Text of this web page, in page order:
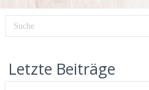
Letzte Beiträge